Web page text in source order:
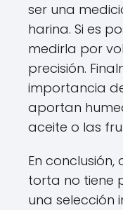
ser una
harina. Si es
medirla por
precisión.
importancia
aportan
aceite o las
En
torta no tiene
una selección